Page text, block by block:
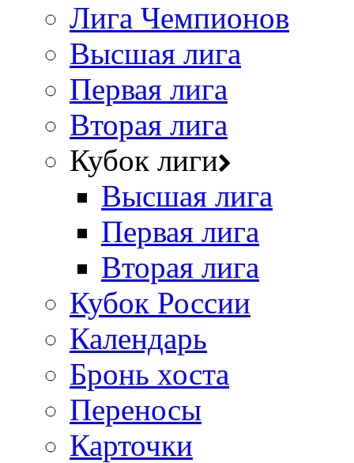
Лига Чемпионов
Высшая лига
Первая лига
Вторая лига
Кубок лиги
Высшая лига
Первая лига
Вторая лига
Кубок России
Календарь
Бронь хоста
Переносы
Карточки